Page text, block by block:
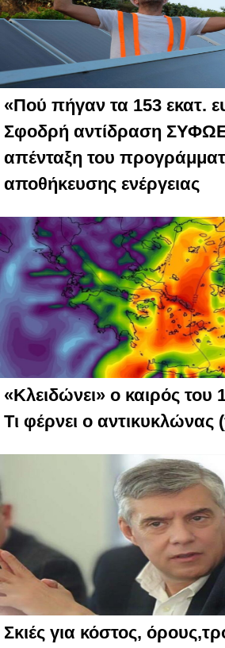
«Πού πήγαν τα 153 εκατ.
Σφοδρή αντίδραση
απένταξη του
αποθήκευσης ενέργειας
«Κλειδώνει» ο καιρός
Τι φέρνει ο αντικυκλώνας
Σκιές για κόστος,